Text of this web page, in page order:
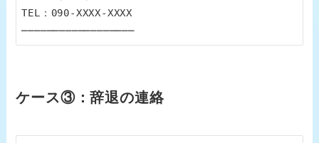
TEL：090-XXXX-XXXX
──────────────────
ケース③：辞退の連絡